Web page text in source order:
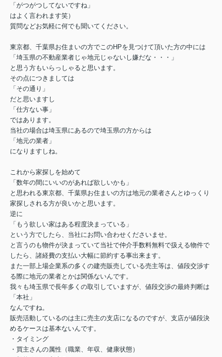
「がつがつしてないですね」
はよく言われます笑）
質問などお気軽に何でも聞いてください。
東京都、千葉県お住まいの方でこのHPを見つけて頂いた方の中には
「埼玉県の不動産業者じゃ地元じゃないし嫌だな・・・」
と思う方もいらっしゃると思います。
その点につきましては
「その通り」
だと思いますし
「仕方ない事」
ではあります。
当社の場合は埼玉県にあるので埼玉県の方からは
「地元の業者」
になりますしね。
これから家探しを始めて
「数年の間にいいのがあれば欲しいかも」
と思われる東京都、千葉県お住まいの方は地元の業者さんとゆっくり
家探しされる方が良いかと思います。
逆に
「もう欲しい家はある程度決まっている」
という方でしたら、当社にお問い合わせくださいませ。
と言うのも物件が決まっていて当社で仲介手数料無料で扱える物件で
したら、諸経費の支払い大幅に節約する事出来ます。
また一部上場企業系の多くの建売販売している売主等は、値段交渉す
る際に地元の業者とかは関係ないんです。
我々も埼玉県で長年多くの取引していますが、値段交渉の最終判断は
「本社」
なんですね。
販売活動しているのは主に売主の支店になるのですが、支店が値段決
めるケースは基本ないんです。
・タイミング
・買主さんの属性（職業、年収、健康状態）